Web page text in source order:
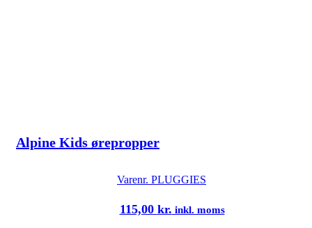
Alpine Kids ørepropper
Varenr. PLUGGIES
115,00 kr. inkl. moms